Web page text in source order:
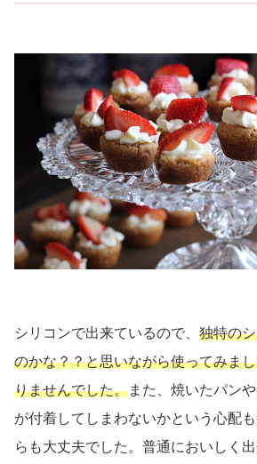
シリコンで出来ているので、 独特の
のかな？？と思いながら使ってみま
りませんでした。また、焼いたパン
が付着してしまわないかという心配
らも大丈夫でした。普通においしく